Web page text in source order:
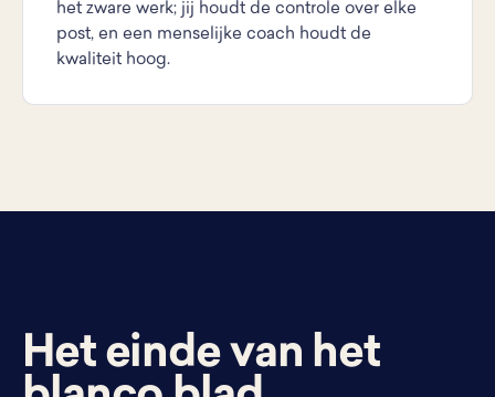
het zware werk; jij houdt de controle over elke
post, en een menselijke coach houdt de
kwaliteit hoog.
Het einde van het